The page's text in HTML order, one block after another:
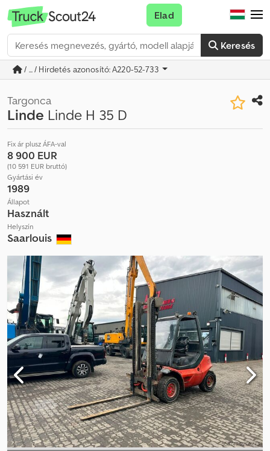
Keresés
Elad
/ ... / Hirdetés azonosító: A220-52-733
Targonca
Linde Linde H 35 D
Fix ár plusz ÁFA-val
8 900 EUR
(10 591 EUR bruttó)
Gyártási év
1989
Állapot
Használt
Helyszín
Saarlouis